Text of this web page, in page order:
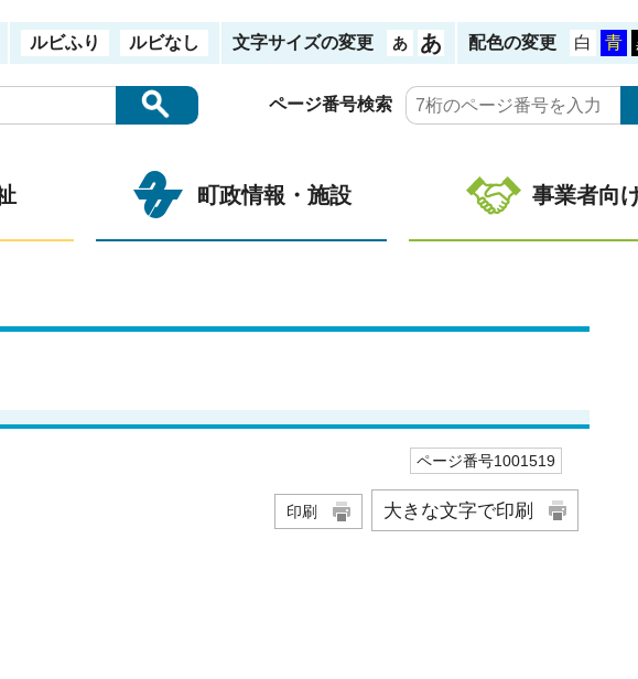
ルビふり ルビなし 文字サイズの変更 配色の変更
ページ番号検索
町政情報・施設 事業者向
ページ番号1001519
印刷 大きな文字で印刷